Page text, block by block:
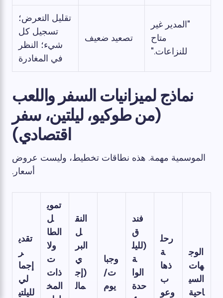
"المدير غير
متاح
للنزاعات."
تصعيد ضعيف
تقليل التعرض؛
تسجيل كل
شيء؛ النظر
في المغادرة
نماذج لميزانيات السفر واللعب
(من طوكيو، ليلتين، سفر
اقتصادي)
الموسمية مهمة. هذه نطاقات تخطيط، وليست عروض
أسعار.
الوج
هات
السي
احية
رحل
ة
ذها
ب
وعو
فند
ق
(لليل
ة
الوا
حدة
وجبا
ت/
يوم
النق
ل
البر
ي
(إج
مال
تموي
ل
الطا
ولا
ت
ذات
المخ
تقدي
ر
إجما
لي
لليلتي